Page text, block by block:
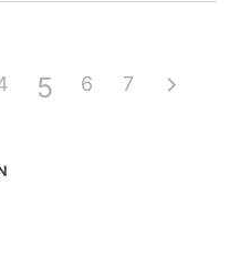
5 6 7